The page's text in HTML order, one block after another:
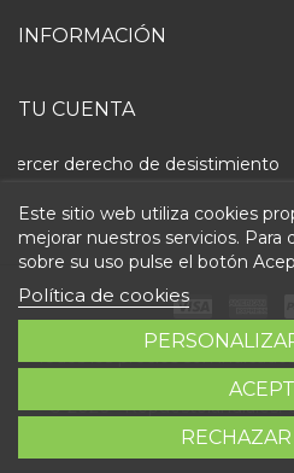
Este sitio web utiliza cookies
mejorar nuestros servicios.
sobre su uso pulse el botón
Política de cookies
INFORMACIÓN
TU CUENTA
Ejercer derecho de desistimiento
Todos los precios son
© 2026 - Repuestolandia.es.
Abastec S.L.